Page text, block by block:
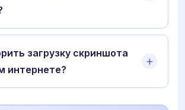
загрузку скриншота
интернете?